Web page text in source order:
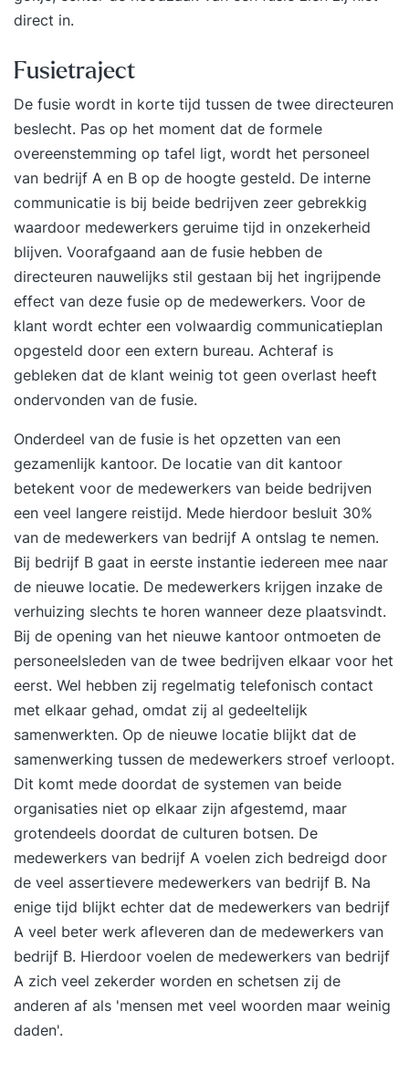
de werkgever Rol, positie en bevoegdheden
Harmonisatie van arbeidsvoorwaarden na fusie &
overname Omgaan met belangen en
verwachtingen van de achterban
direct in.
Fusietraject
De fusie wordt in korte tijd tussen de twee directeuren
beslecht. Pas op het moment dat de formele
overeenstemming op tafel ligt, wordt het personeel
van bedrijf A en B op de hoogte gesteld. De interne
communicatie is bij beide bedrijven zeer gebrekkig
waardoor medewerkers geruime tijd in onzekerheid
blijven. Voorafgaand aan de fusie hebben de
directeuren nauwelijks stil gestaan bij het ingrijpende
effect van deze fusie op de medewerkers. Voor de
klant wordt echter een volwaardig communicatieplan
opgesteld door een extern bureau. Achteraf is
gebleken dat de klant weinig tot geen overlast heeft
ondervonden van de fusie.
Onderdeel van de fusie is het opzetten van een
gezamenlijk kantoor. De locatie van dit kantoor
betekent voor de medewerkers van beide bedrijven
een veel langere reistijd. Mede hierdoor besluit 30%
van de medewerkers van bedrijf A ontslag te nemen.
Bij bedrijf B gaat in eerste instantie iedereen mee naar
de nieuwe locatie. De medewerkers krijgen inzake de
verhuizing slechts te horen wanneer deze plaatsvindt.
Bij de opening van het nieuwe kantoor ontmoeten de
personeelsleden van de twee bedrijven elkaar voor het
eerst. Wel hebben zij regelmatig telefonisch contact
met elkaar gehad, omdat zij al gedeeltelijk
samenwerkten. Op de nieuwe locatie blijkt dat de
samenwerking tussen de medewerkers stroef verloopt.
Dit komt mede doordat de systemen van beide
organisaties niet op elkaar zijn afgestemd, maar
grotendeels doordat de culturen botsen. De
medewerkers van bedrijf A voelen zich bedreigd door
de veel assertievere medewerkers van bedrijf B. Na
enige tijd blijkt echter dat de medewerkers van bedrijf
A veel beter werk afleveren dan de medewerkers van
bedrijf B. Hierdoor voelen de medewerkers van bedrijf
A zich veel zekerder worden en schetsen zij de
anderen af als 'mensen met veel woorden maar weinig
daden'.